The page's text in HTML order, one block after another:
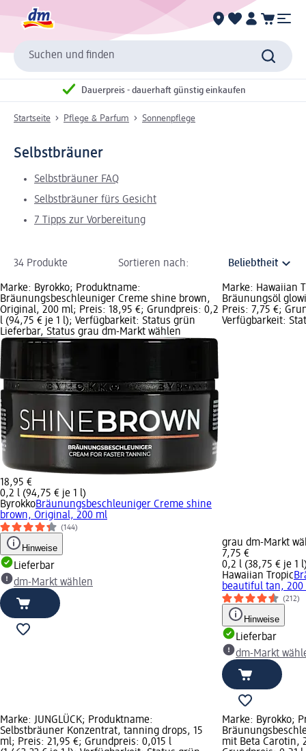
Suchen und finden
Dauerpreis - dauerhaft günstig einkaufen
Startseite Pflege & Parfum Sonnenpflege
Selbstbräuner
Selbstbräuner FAQ
Selbstbräuner fürs Gesicht
7 Tipps zur Vorbereitung
34 Produkte Sortieren nach:
Marke: Byrokko; Produktname:
Bräunungsbeschleuniger Creme shine brown,
Original, 200 ml; Preis: 18,95 €; Grundpreis: 0,2
l (94,75 € je 1 l); Verfügbarkeit: Status grün
Lieferbar, Status grau dm-Markt wählen
18,95 €
0,2 l (94,75 € je 1 l)
ByrokkoBräunungsbeschleuniger Creme shine
brown, Original, 200 ml
(144)
Hinweise
Lieferbar
dm-Markt wählen
Marke: Hawaiian
Bräunungsöl
Preis: 7,75 €;
Verfügbarkeit:
grau dm-Markt
7,75 €
0,2 l (38,75 € je 1
Hawaiian Tropic
beautiful tan, 200
(212)
Hinweise
Lieferbar
dm-Markt
Marke: JUNGLÜCK; Produktname:
Selbstbräuner Konzentrat, tanning drops, 15
ml; Preis: 21,95 €; Grundpreis: 0,015 l
Marke: Byrokko;
mit Beta Carotin,